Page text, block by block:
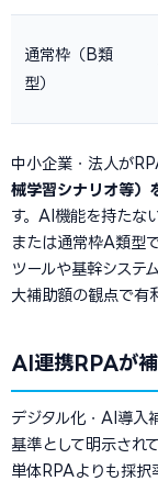
通常枠（B類
型）
中小企業・法人が
械学習シナリオ等）
す。AI機能を持たな
または通常枠A類型
ツールや基幹システ
大補助額の観点で有
AI連携RPAが
デジタル化・AI導
基準として明示され
単体RPAよりも採択